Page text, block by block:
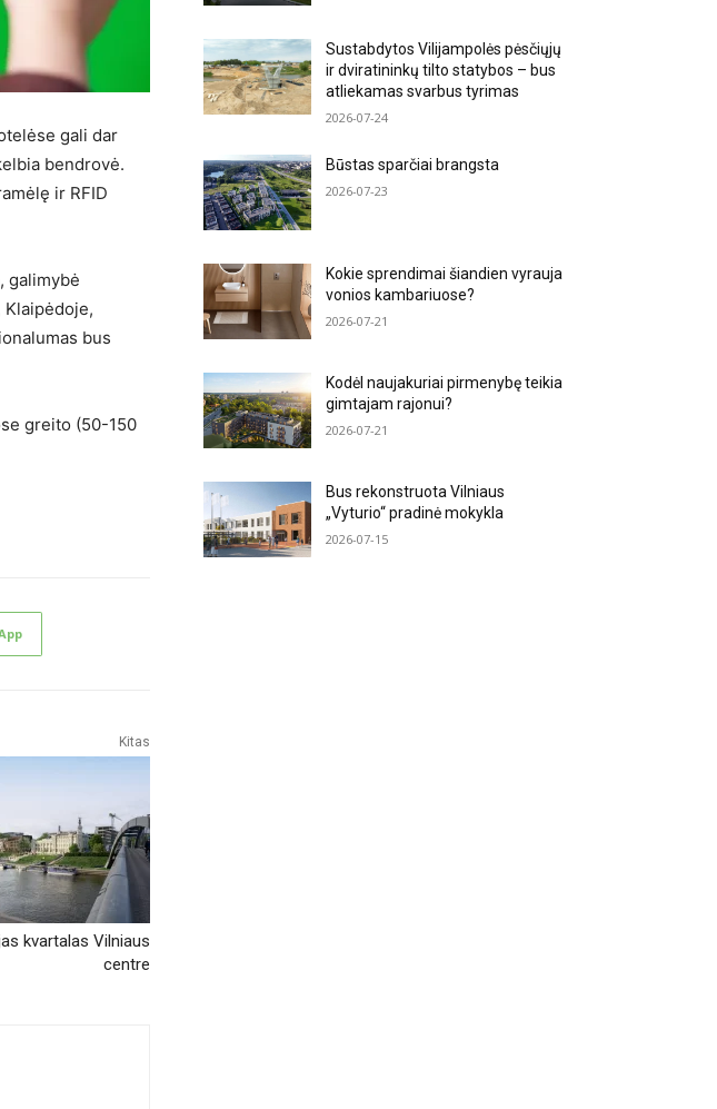
gali dar
bendrovė.
ir RFID
galimybė
bus
greito (50-150
Kitas
kvartalas Vilniaus
centre
Sustabdytos Vilijampolės pėsčiųjų
ir dviratininkų tilto statybos – bus
atliekamas svarbus tyrimas
2026-07-24
Būstas sparčiai brangsta
2026-07-23
Kokie sprendimai šiandien vyrauja
vonios kambariuose?
2026-07-21
Kodėl naujakuriai pirmenybę teikia
gimtajam rajonui?
2026-07-21
Bus rekonstruota Vilniaus
„Vyturio“ pradinė mokykla
2026-07-15